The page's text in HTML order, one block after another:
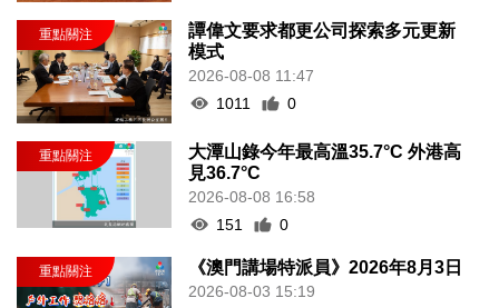
譚偉文要求都更公司探索多元更新
模式
2026-08-08 11:47
1011
0
大潭山錄今年最高溫35.7°C 外港高
見36.7°C
2026-08-08 16:58
151
0
《澳門講場特派員》2026年8月3日
2026-08-03 15:19